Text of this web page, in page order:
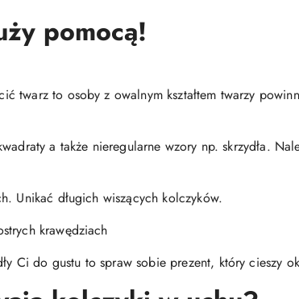
pomocą!
twarz to osoby z owalnym kształtem twarzy
a także nieregularne wzory np. skrzydła.
Unikać długich wiszących kolczyków.
krawędziach
Ci do gustu to spraw sobie prezent, który cieszy